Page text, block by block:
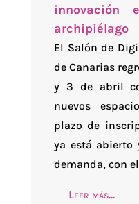
innovación
archipiélago
El Salón de
de Canarias
y 3 de abril
nuevos
plazo de
ya está abierto
demanda, con el
Leer más...